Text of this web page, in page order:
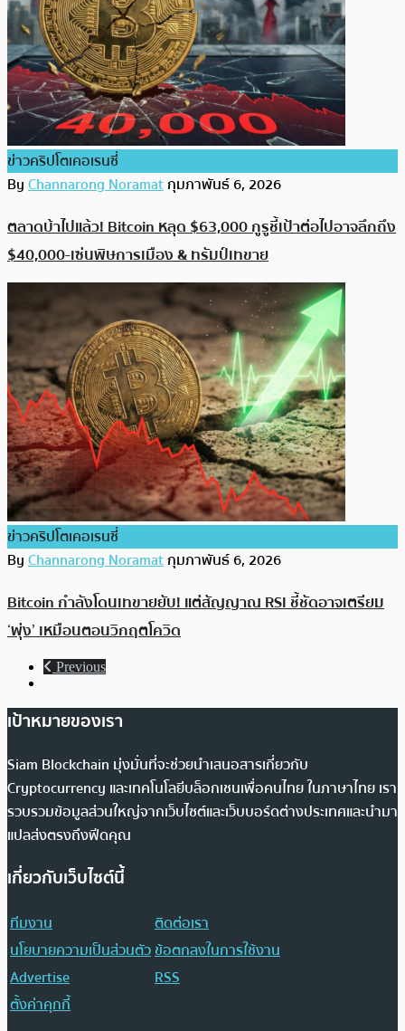
ข่าวคริปโตเคอเรนซี่
ByChannarong Noramatกุมภาพันธ์ 6, 2026
ตลาดบ้าไปแล้ว! Bitcoin หลุด $63,000 กูรูชี้เป้าต่อไปอาจลึกถึง
$40,000-เซ่นพิษการเมือง & ทรัมป์เทขาย
ข่าวคริปโตเคอเรนซี่
ByChannarong Noramatกุมภาพันธ์ 6, 2026
Bitcoin กำลังโดนเทขายยับ! แต่สัญญาณ RSI ชี้ชัดอาจเตรียม
‘พุ่ง’ เหมือนตอนวิกฤตโควิด
Previous
เป้าหมายของเรา
Siam Blockchain มุ่งมั่นที่จะช่วยนำเสนอสารเกี่ยวกับ
Cryptocurrency และเทคโนโลยีบล็อกเชนเพื่อคนไทย ในภาษาไทย เรา
รวบรวมข้อมูลส่วนใหญ่จากเว็บไซต์และเว็บบอร์ดต่างประเทศและนำมา
แปลส่งตรงถึงฟีดคุณ
เกี่ยวกับเว็บไซต์นี้
ทีมงาน
ติดต่อเรา
นโยบายความเป็นส่วนตัวข้อตกลงในการใช้งาน
Advertise
RSS
ตั้งค่าคุกกี้